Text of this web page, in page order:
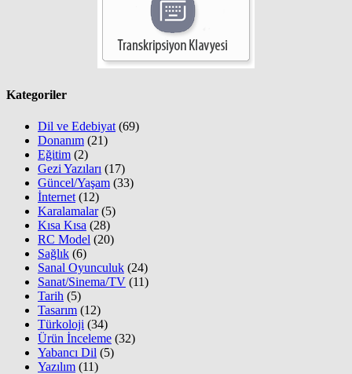
Kategoriler
Dil ve Edebiyat (69)
Donanım (21)
Eğitim (2)
Gezi Yazıları (17)
Güncel/Yaşam (33)
İnternet (12)
Karalamalar(5)
Kısa Kısa (28)
RC Model (20)
Sağlık (6)
Sanal Oyunculuk (24)
Sanat/Sinema/TV (11)
Tarih (5)
Tasarım (12)
Türkoloji (34)
Ürün İnceleme (32)
Yabancı Dil (5)
Yazılım (11)